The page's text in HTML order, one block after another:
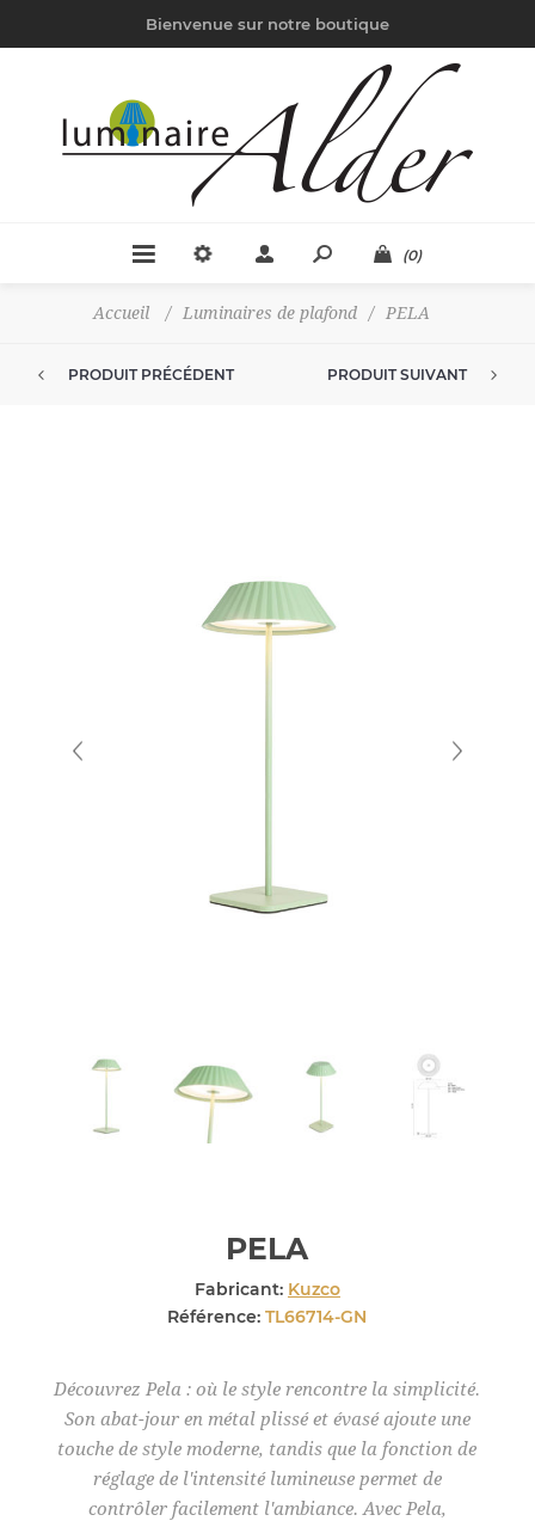
Bienvenue sur notre boutique
(0)
Accueil / Luminaires de plafond / PELA
PRODUIT PRÉCÉDENT PRODUIT SUIVANT
PELA
Fabricant: Kuzco
Référence: TL66714-GN
Découvrez Pela : où le style rencontre la simplicité.
Son abat-jour en métal plissé et évasé ajoute une
touche de style moderne, tandis que la fonction de
réglage de l'intensité lumineuse permet de
contrôler facilement l'ambiance. Avec Pela,